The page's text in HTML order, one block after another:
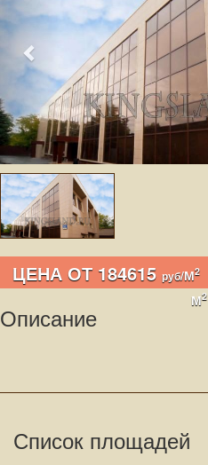
ЦЕНА ОТ 184615 руб/М2
М2
Описание
Список площадей